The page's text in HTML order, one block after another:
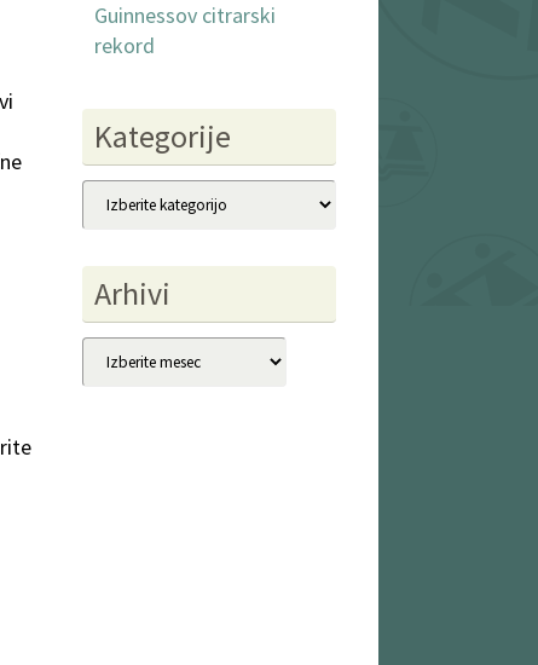
Guinnessov citrarski
rekord
Kategorije
Kategorije
Arhivi
Arhivi